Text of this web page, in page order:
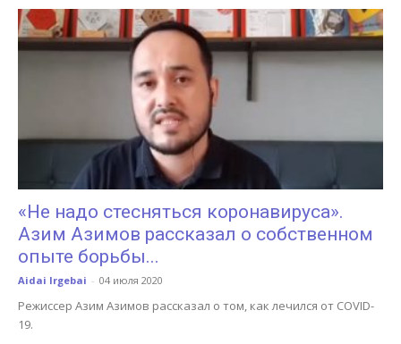
«Не надо стесняться коронавируса».
Азим Азимов рассказал о собственном
опыте борьбы...
Aidai Irgebai - 04 июля 2020
Режиссер Азим Азимов рассказал о том, как лечился от COVID-
19.